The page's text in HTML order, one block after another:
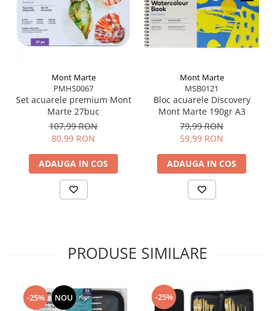
Mont Marte
PMHS0067
Set acuarele premium Mont
Marte 27buc
107,99 RON
80,99 RON
ADAUGA IN COS
Mont Marte
MSB0121
Bloc acuarele Discovery
Mont Marte 190gr A3
79,99 RON
59,99 RON
ADAUGA IN COS
PRODUSE SIMILARE
-25% NOU -25%